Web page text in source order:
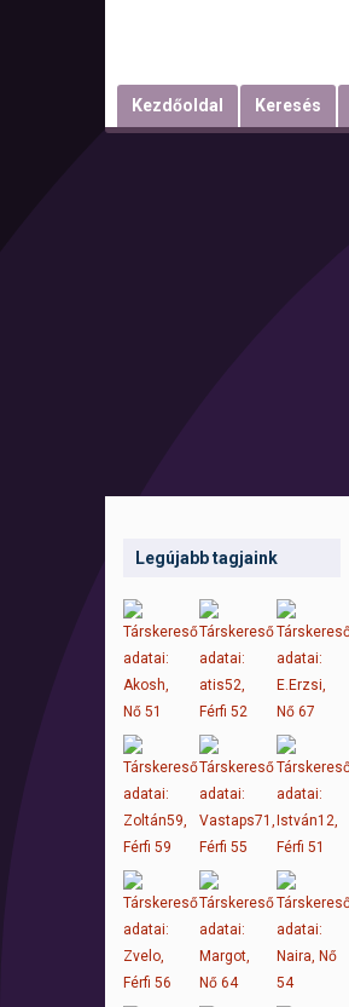
Kezdőoldal Keresés
Legújabb tagjaink